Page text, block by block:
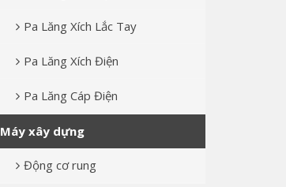
Pa Lăng Xích Lắc Tay
Pa Lăng Xích Điện
Pa Lăng Cáp Điện
Máy xây dựng
Động cơ rung